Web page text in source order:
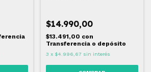
$14.990,00
$13.491,00 con
Transferencia o depósito
3 x $4.996,67 sin interés